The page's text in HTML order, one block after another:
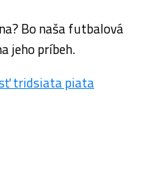
Bo naša futbalová
jeho príbeh.